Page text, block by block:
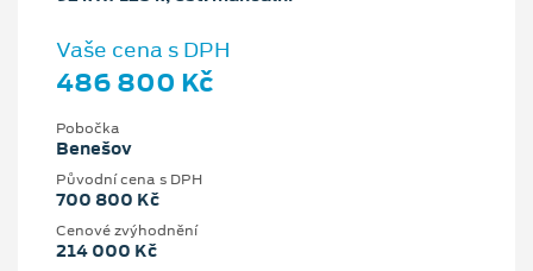
Vaše cena s DPH
486 800 Kč
Pobočka
Benešov
Původní cena s DPH
700 800 Kč
Cenové zvýhodnění
214 000 Kč